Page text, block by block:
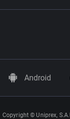
Android
Copyright © Uniprex,